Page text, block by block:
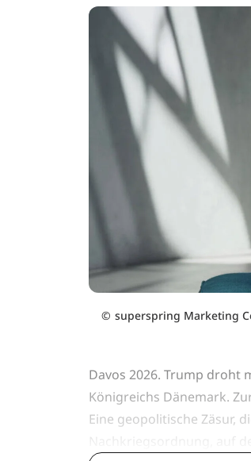
© superspring Marketing
Davos 2026. Trump droht
Königreichs Dänemark.
Eine geopolitische Zäsur,